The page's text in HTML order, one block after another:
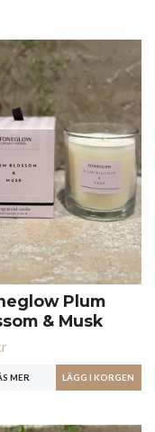
Plum
& Musk
MER